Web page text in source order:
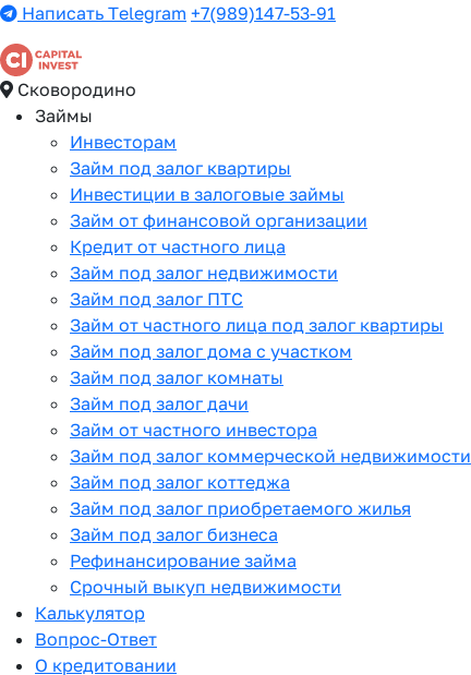
Написать Telegram +7(989)147-53-91
Сковородино
Займы
Инвесторам
Займ под залог квартиры
Инвестиции в залоговые займы
Займ от финансовой организации
Кредит от частного лица
Займ под залог недвижимости
Займ под залог ПТС
Займ от частного лица под залог квартиры
Займ под залог дома с участком
Займ под залог комнаты
Займ под залог дачи
Займ от частного инвестора
Займ под залог коммерческой недвижимости
Займ под залог коттеджа
Займ под залог приобретаемого жилья
Займ под залог бизнеса
Рефинансирование займа
Срочный выкуп недвижимости
Калькулятор
Вопрос-Ответ
О кредитовании